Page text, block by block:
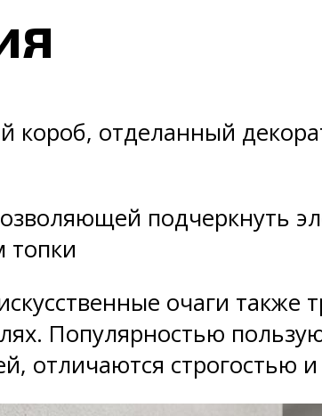
короб, отделанный
подчеркнуть
топки
очаги
Популярностью
отличаются